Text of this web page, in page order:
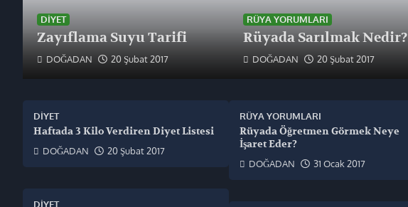
DIYET
Zayıflama Suyu Tarifi
DOĞADAN 20 Şubat 2017
DIYET
Haftada 3 Kilo Verdiren Diyet Listesi
DOĞADAN 20 Şubat 2017
DIYET
RÜYA YORUMLARI
Rüyada Sarılmak Nedir?
DOĞADAN 20 Şubat 2017
RÜYA YORUMLARI
Rüyada Öğretmen Görmek Neye
İşaret Eder?
DOĞADAN 31 Ocak 2017